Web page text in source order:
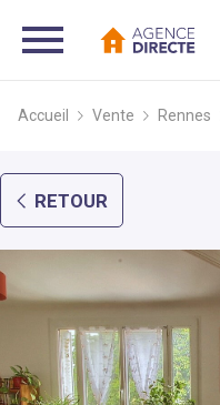
Accueil Vente Rennes
RETOUR